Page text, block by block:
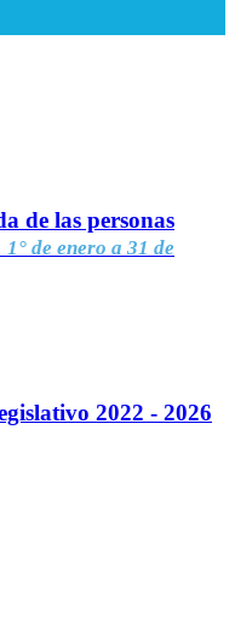
de las personas
1° de enero a 31 de
2022 - 2026